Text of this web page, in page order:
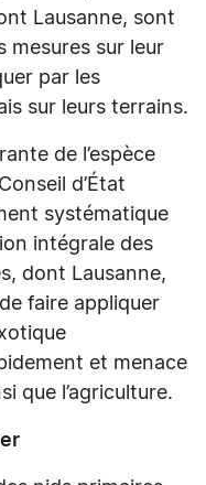
Lausanne, sont
mesures sur leur
par les
sur leurs terrains.
de l’espèce
d’État
systématique
intégrale des
dont Lausanne,
faire appliquer
et menace
que l’agriculture.